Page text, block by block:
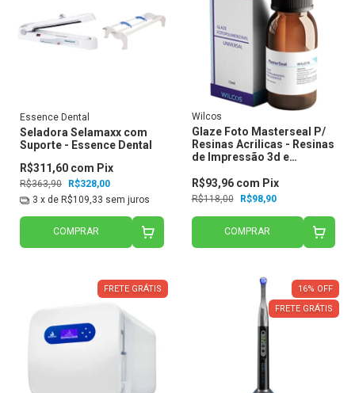
Essence Dental
Seladora Selamaxx com
Suporte - Essence Dental
R$363,90 R$328,00
R$311,60 com Pix
3 x de R$109,33 sem juros
COMPRAR
Wilcos
Glaze Foto Masterseal P/
Resinas Acrilicas - Resinas
de Impressão 3d e
R$118,00 R$98,90
R$93,96 com Pix
COMPRAR
FRETE GRÁTIS 16% OFF
FRETE GRÁTIS